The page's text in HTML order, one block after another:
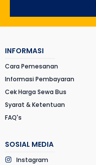
INFORMASI
Cara Pemesanan
Informasi Pembayaran
Cek Harga Sewa Bus
Syarat & Ketentuan
FAQ's
SOSIAL MEDIA
Instagram